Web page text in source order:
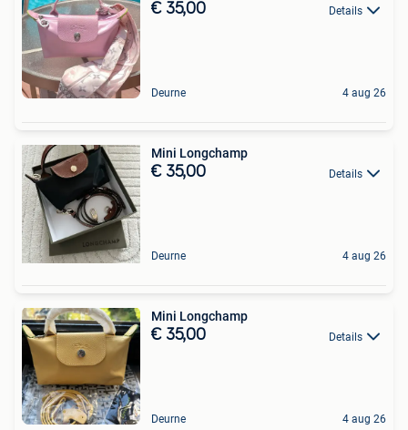
€ 35,00 Details
Deurne 4 aug 26
Mini Longchamp
€ 35,00 Details
Deurne 4 aug 26
Mini Longchamp
€ 35,00 Details
Deurne 4 aug 26